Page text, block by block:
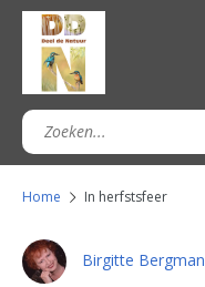
Home In herfstsfeer
Birgitte Bergman